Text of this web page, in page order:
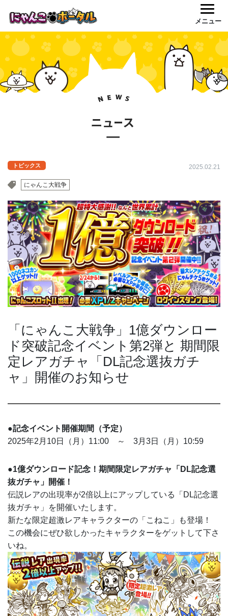
メニュー
トピックス 2025.02.21
にゃんこ大戦争
「にゃんこ大戦争」1億ダウンロー
ド突破記念イベント第2弾と 期間限
定レアガチャ「DL記念選抜ガチ
ャ」開催のお知らせ
●記念イベント開催期間（予定）
2025年2月10日（月）11:00 ～ 3月3日（月）10:59
●1億ダウンロード記念！期間限定レアガチャ「DL記念選
抜ガチャ」開催！
伝説レアの出現率が2倍以上にアップしている「DL記念選
抜ガチャ」を開催いたします。
新たな限定超激レアキャラクターの「こねこ」も登場！
この機会にぜひ欲しかったキャラクターをゲットして下さ
いね。